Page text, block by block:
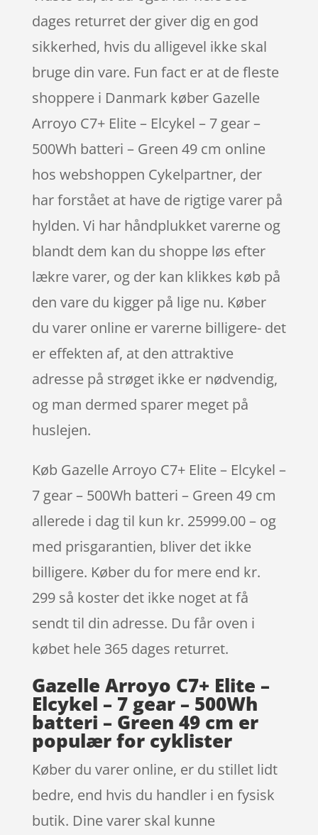
dages returret der giver dig en god
sikkerhed, hvis du alligevel ikke skal
bruge din vare. Fun fact er at de fleste
shoppere i Danmark køber Gazelle
Arroyo C7+ Elite – Elcykel – 7 gear –
500Wh batteri – Green 49 cm online
hos webshoppen Cykelpartner, der
har forstået at have de rigtige varer på
hylden. Vi har håndplukket varerne og
blandt dem kan du shoppe løs efter
lækre varer, og der kan klikkes køb på
den vare du kigger på lige nu. Køber
du varer online er varerne billigere- det
er effekten af, at den attraktive
adresse på strøget ikke er nødvendig,
og man dermed sparer meget på
huslejen.
Køb Gazelle Arroyo C7+ Elite – Elcykel –
7 gear – 500Wh batteri – Green 49 cm
allerede i dag til kun kr. 25999.00 – og
med prisgarantien, bliver det ikke
billigere. Køber du for mere end kr.
299 så koster det ikke noget at få
sendt til din adresse. Du får oven i
købet hele 365 dages returret.
Gazelle Arroyo C7+ Elite –
Elcykel – 7 gear – 500Wh
batteri – Green 49 cm er
populær for cyklister
Køber du varer online, er du stillet lidt
bedre, end hvis du handler i en fysisk
butik. Dine varer skal kunne